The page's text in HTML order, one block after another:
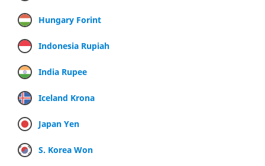
Hungary Forint
Indonesia Rupiah
India Rupee
Iceland Krona
Japan Yen
S. Korea Won